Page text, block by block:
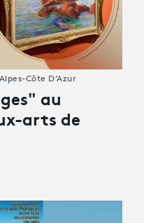
au
arts de
Côte D’Azur